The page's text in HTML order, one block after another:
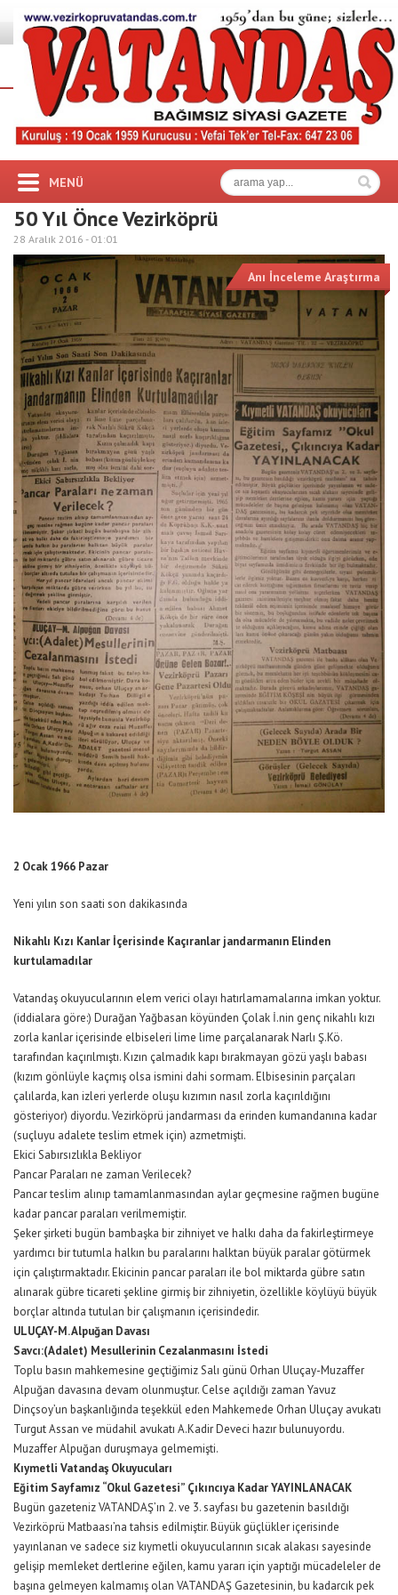
MENÜ
50 Yıl Önce Vezirköprü
28 Aralık 2016 - 01:01
Anı İnceleme Araştırma
2 Ocak 1966 Pazar
Yeni yılın son saati son dakikasında
Nikahlı Kızı Kanlar İçerisinde Kaçıranlar jandarmanın Elinden
kurtulamadılar
Vatandaş okuyucularının elem verici olayı hatırlamamalarına imkan yoktur.
(iddialara göre:) Durağan Yağbasan köyünden Çolak İ.nin genç nikahlı kızı
zorla kanlar içerisinde elbiseleri lime lime parçalanarak Narlı Ş.Kö.
tarafından kaçırılmıştı. Kızın çalmadık kapı bırakmayan gözü yaşlı babası
(kızım gönlüyle kaçmış olsa ismini dahi sormam. Elbisesinin parçaları
çalılarda, kan izleri yerlerde oluşu kızımın nasıl zorla kaçırıldığını
gösteriyor) diyordu. Vezirköprü jandarması da erinden kumandanına kadar
(suçluyu adalete teslim etmek için) azmetmişti.
Ekici Sabırsızlıkla Bekliyor
Pancar Paraları ne zaman Verilecek?
Pancar teslim alınıp tamamlanmasından aylar geçmesine rağmen bugüne
kadar pancar paraları verilmemiştir.
Şeker şirketi bugün bambaşka bir zihniyet ve halkı daha da fakirleştirmeye
yardımcı bir tutumla halkın bu paralarını halktan büyük paralar götürmek
için çalıştırmaktadır. Ekicinin pancar paraları ile bol miktarda gübre satın
alınarak gübre ticareti şekline girmiş bir zihniyetin, özellikle köylüyü büyük
borçlar altında tutulan bir çalışmanın içerisindedir.
ULUÇAY-M. Alpuğan Davası
Savcı:(Adalet) Mesullerinin Cezalanmasını İstedi
Toplu basın mahkemesine geçtiğimiz Salı günü Orhan Uluçay-Muzaffer
Alpuğan davasına devam olunmuştur. Celse açıldığı zaman Yavuz
Dinçsoy’un başkanlığında teşekkül eden Mahkemede Orhan Uluçay avukatı
Turgut Assan ve müdahil avukatı A.Kadir Deveci hazır bulunuyordu.
Muzaffer Alpuğan duruşmaya gelmemişti.
Kıymetli Vatandaş Okuyucuları
Eğitim Sayfamız “Okul Gazetesi” Çıkıncıya Kadar YAYINLANACAK
Bugün gazeteniz VATANDAŞ’ın 2. ve 3. sayfası bu gazetenin basıldığı
Vezirköprü Matbaası’na tahsis edilmiştir. Büyük güçlükler içerisinde
yayınlanan ve sadece siz kıymetli okuyucularının sıcak alakası sayesinde
gelişip memleket dertlerine eğilen, kamu yararı için yaptığı mücadeleler de
başına gelmeyen kalmamış olan VATANDAŞ Gazetesinin, bu kadarcık pek